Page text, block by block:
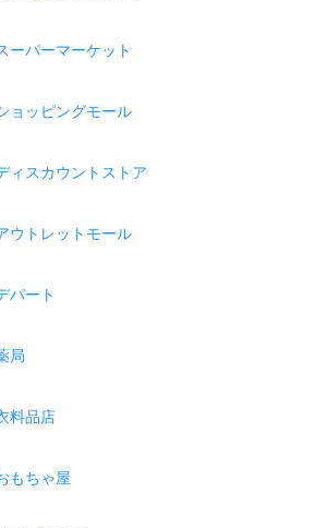
ーパーマーケット
ョッピングモール
ィスカウントストア
ウトレットモール
パート
局
料品店
もちゃ屋